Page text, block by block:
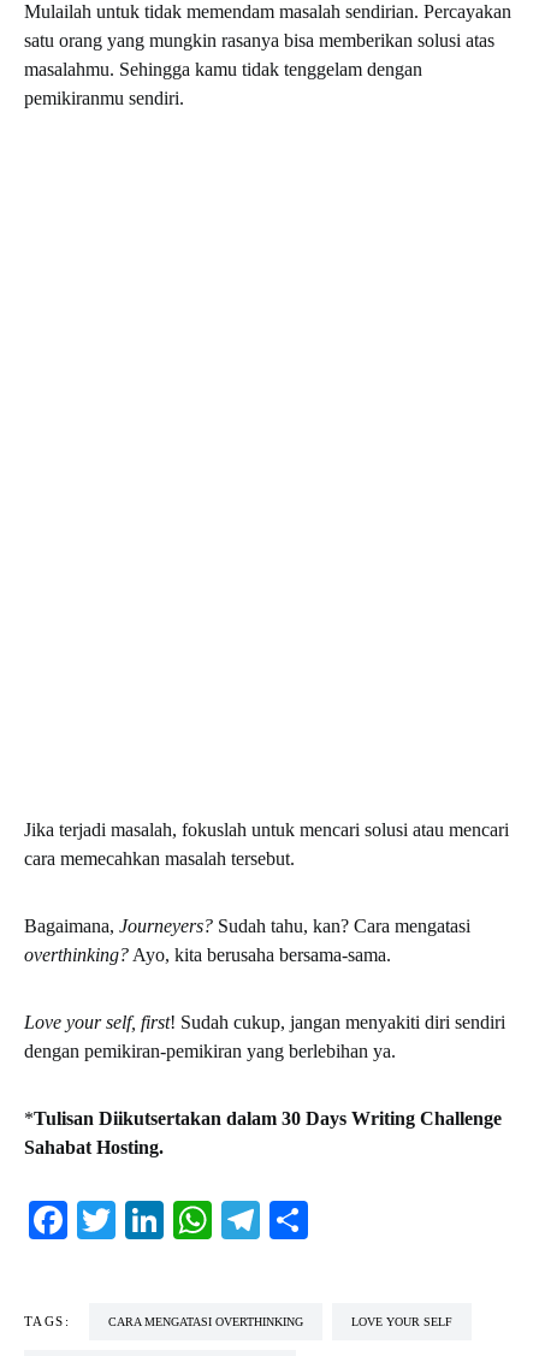
Mulailah untuk tidak memendam masalah sendirian. Percayakan
satu orang yang mungkin rasanya bisa memberikan solusi atas
masalahmu. Sehingga kamu tidak tenggelam dengan
pemikiranmu sendiri.
Jika terjadi masalah, fokuslah untuk mencari solusi atau mencari
cara memecahkan masalah tersebut.
Bagaimana, Journeyers? Sudah tahu, kan? Cara mengatasi
overthinking? Ayo, kita berusaha bersama-sama.
Love your self, first! Sudah cukup, jangan menyakiti diri sendiri
dengan pemikiran-pemikiran yang berlebihan ya.
*Tulisan Diikutsertakan dalam 30 Days Writing Challenge
Sahabat Hosting.
Facebook
TwitterLinkedIn
WhatsApp
Telegram
TAGS: CARA MENGATASI OVERTHINKING LOVE YOUR SELF